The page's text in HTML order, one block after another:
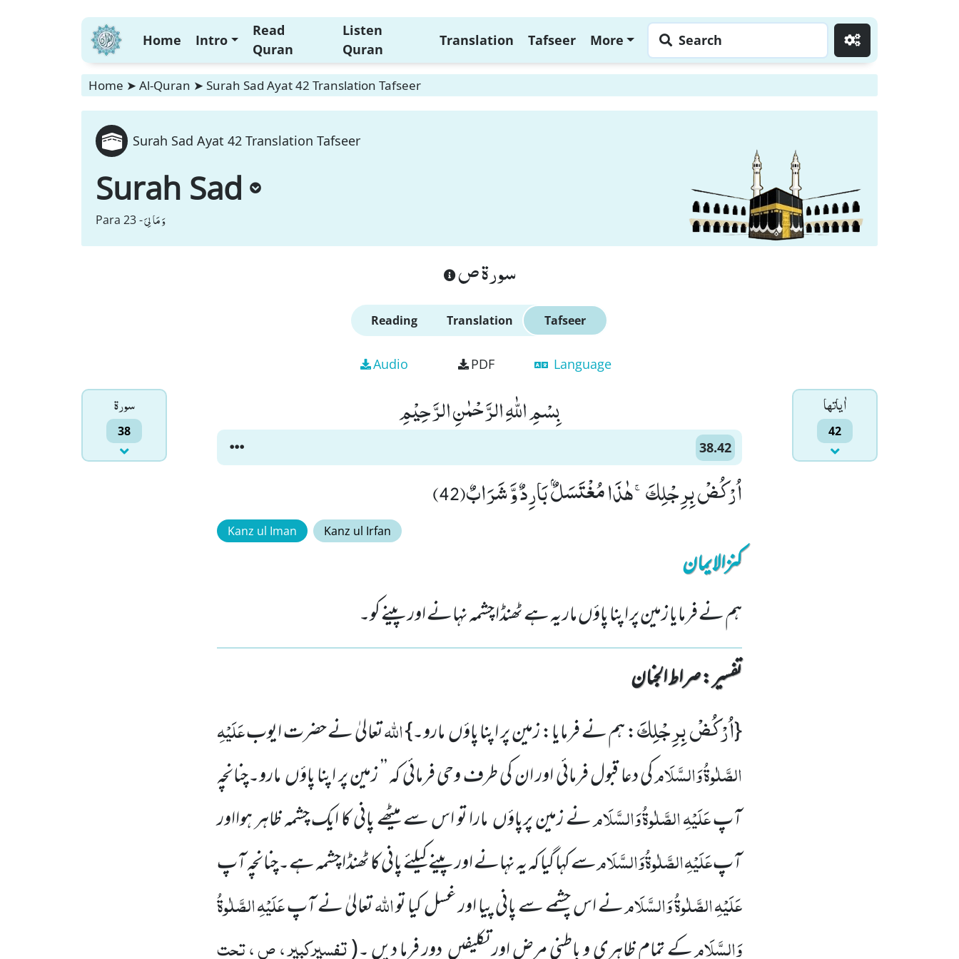
Home Intro
Read
Quran
Listen
Quran
Translation Tafseer More Search
Home ➤ Al-Quran ➤ Surah Sad Ayat 42 Translation Tafseer
Surah Sad Ayat 42 Translation Tafseer
Surah Sad
Para 23 -وَ مَا لِیَ
سورة ص
Reading Translation Tafseer
Audio PDF Language
سورۃ
38
اٰياتها
42
بِسْمِ اللّٰهِ الرَّحْمٰنِ الرَّحِیْمِ
38.42
اُرْكُضْ بِرِجْلِكَۚ-هٰذَا مُغْتَسَلٌۢ بَارِدٌ وَّ شَرَابٌ(42)
Kanz ul Iman Kanz ul Irfan
کنزالایمان
ہم نے فرمایا زمین پر اپنا پاؤں مار یہ ہے ٹھنڈا چشمہ نہانے اور پینے کو۔
تفسیر : ‎صراط الجنان
{اُرْكُضْ بِرِجْلِكَ: ہم نے فرمایا: زمین پر اپنا پاؤں مارو۔}اللہتعالیٰ نے حضرت ایوبعَلَیْہِ
الصَّلٰوۃُوَالسَّلَامکی دعا قبول فرمائی اور ان کی طرف وحی فرمائی کہ ’’ زمین پر اپنا پاؤں مارو۔چنانچہ
آپعَلَیْہِالصَّلٰوۃُوَالسَّلَامنے زمین پرپاؤں مارا تو اس سے میٹھے پانی کا ایک چشمہ ظاہر ہوااور
آپعَلَیْہِالصَّلٰوۃُوَالسَّلَامسے کہا گیا کہ یہ نہانے اور پینے کیلئے پانی کا ٹھنڈا چشمہ ہے۔چنانچہ آپ
عَلَیْہِالصَّلٰوۃُوَالسَّلَامنے اس چشمے سے پانی پیا اور غسل کیا تواللہتعالیٰ نے آپعَلَیْہِالصَّلٰوۃُ
وَالسَّلَامکے تمام ظاہری و باطنی مرض اور تکلیفیں دور فرما دیں ۔(تفسیرکبیر ، ص ، تحت